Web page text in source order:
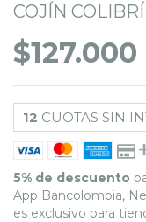
COJÍN
$127.000
12 CUOTAS SIN
5% de descuento
App Bancolombia,
es exclusivo para